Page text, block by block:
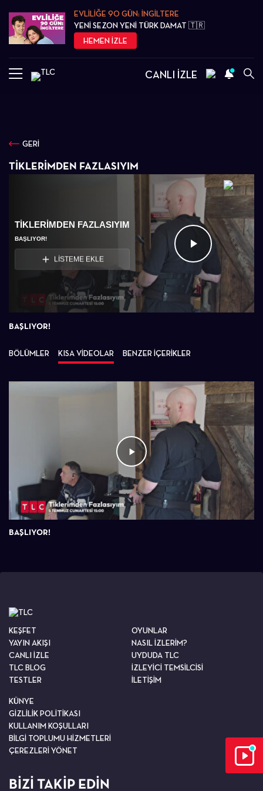
EVLİLİĞE 90 GÜN: İNGİLTERE
YENİ SEZON YENİ TÜRK DAMAT 🇹🇷
HEMEN İZLE
CANLI İZLE
GERİ
TIKLERIMDEN FAZLASIYIM
Videoyu
Oynat
TIKLERIMDEN FAZLASIYIM
BAŞLIYOR!
LİSTEME EKLE
BAŞLIYOR!
BÖLÜMLER KISA VİDEOLAR BENZER İÇERİKLER
BAŞLIYOR!
KEŞFET
YAYIN AKIŞI
CANLI İZLE
TLC BLOG
TESTLER
OYUNLAR
NASIL İZLERİM?
UYDUDA TLC
İZLEYİCİ TEMSİLCİSİ
İLETİŞİM
KÜNYE
GİZLİLİK POLİTİKASI
KULLANIM KOŞULLARI
BİLGİ TOPLUMU HİZMETLERİ
ÇEREZLERİ YÖNET
BİZİ TAKİP EDİN